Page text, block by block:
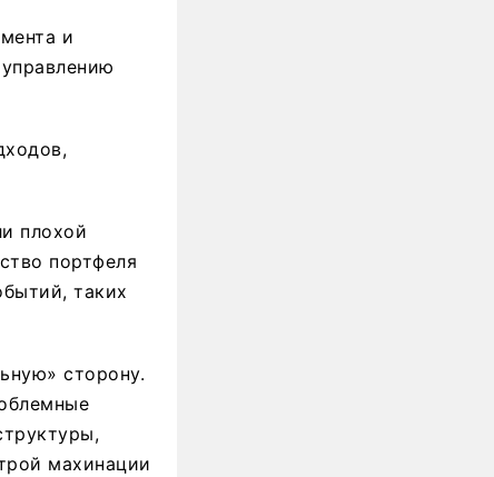
и
плохой
портфеля
таких
сторону.
махинации